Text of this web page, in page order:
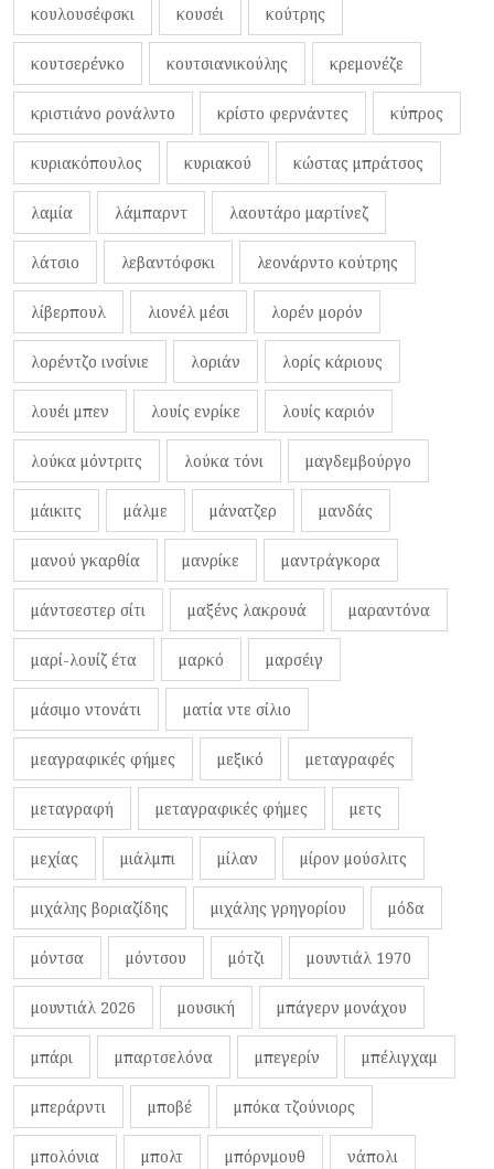
κουλουσέφσκι κουσέι κούτρης
κουτσερένκο κουτσιανικούλης κρεμονέζε
κριστιάνο ρονάλντο κρίστο φερνάντες κύπρος
κυριακόπουλος κυριακού κώστας μπράτσος
λαμία λάμπαρντ λαουτάρο μαρτίνεζ
λάτσιο λεβαντόφσκι λεονάρντο κούτρης
λίβερπουλ λιονέλ μέσι λορέν μορόν
λορέντζο ινσίνιε λοριάν λορίς κάριους
λουέι μπεν λουίς ενρίκε λουίς καριόν
λούκα μόντριτς λούκα τόνι μαγδεμβούργο
μάικιτς μάλμε μάνατζερ μανδάς
μανού γκαρθία μανρίκε μαντράγκορα
μάντσεστερ σίτι μαξένς λακρουά μαραντόνα
μαρί-λουίζ έτα μαρκό μαρσέιγ
μάσιμο ντονάτι ματία ντε σίλιο
μεαγραφικές φήμες μεξικό μεταγραφές
μεταγραφή μεταγραφικές φήμες μετς
μεχίας μιάλμπι μίλαν μίρον μούσλιτς
μιχάλης βοριαζίδης μιχάλης γρηγορίου μόδα
μόντσα μόντσου μότζι μουντιάλ 1970
μουντιάλ 2026 μουσική μπάγερν μονάχου
μπάρι μπαρτσελόνα μπεγερίν μπέλιγχαμ
μπεράρντι μποβέ μπόκα τζούνιορς
μπολόνια μπολτ μπόρνμουθ νάπολι